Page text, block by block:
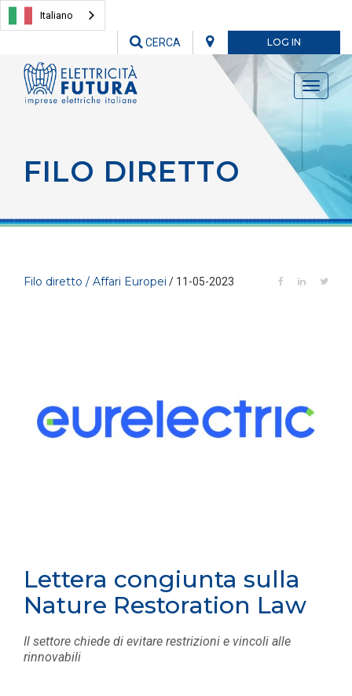
Italiano
LOG IN
CERCA
Toggle
FILO DIRETTO
Filo diretto / Affari Europei / 11-05-2023
Lettera congiunta sulla
Nature Restoration Law
Il settore chiede di evitare restrizioni e vincoli alle
rinnovabili